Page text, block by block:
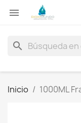

search
Inicio 1000ML